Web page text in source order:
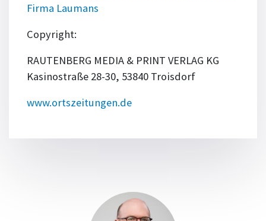
Firma Laumans
Copyright:
RAUTENBERG MEDIA & PRINT VERLAG KG
Kasinostraße 28-30, 53840 Troisdorf
www.ortszeitungen.de